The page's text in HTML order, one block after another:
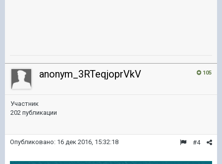
105
anonym_3RTeqjoprVkV
Участник
202 публикации
#4
Опубликовано: 16 дек 2016, 15:32:18